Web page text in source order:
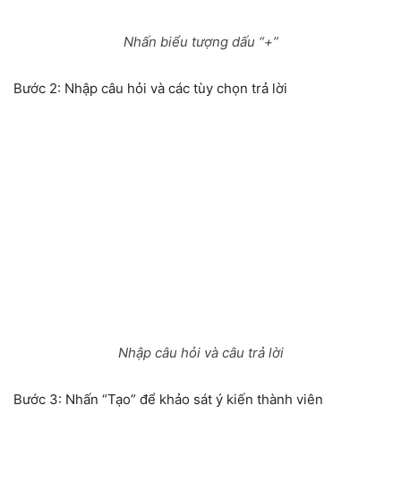
Nhấn biểu tượng dấu “+”
Bước 2: Nhập câu hỏi và các tùy chọn trả lời
Nhập câu hỏi và câu trả lời
Bước 3: Nhấn “Tạo” để khảo sát ý kiến thành viên